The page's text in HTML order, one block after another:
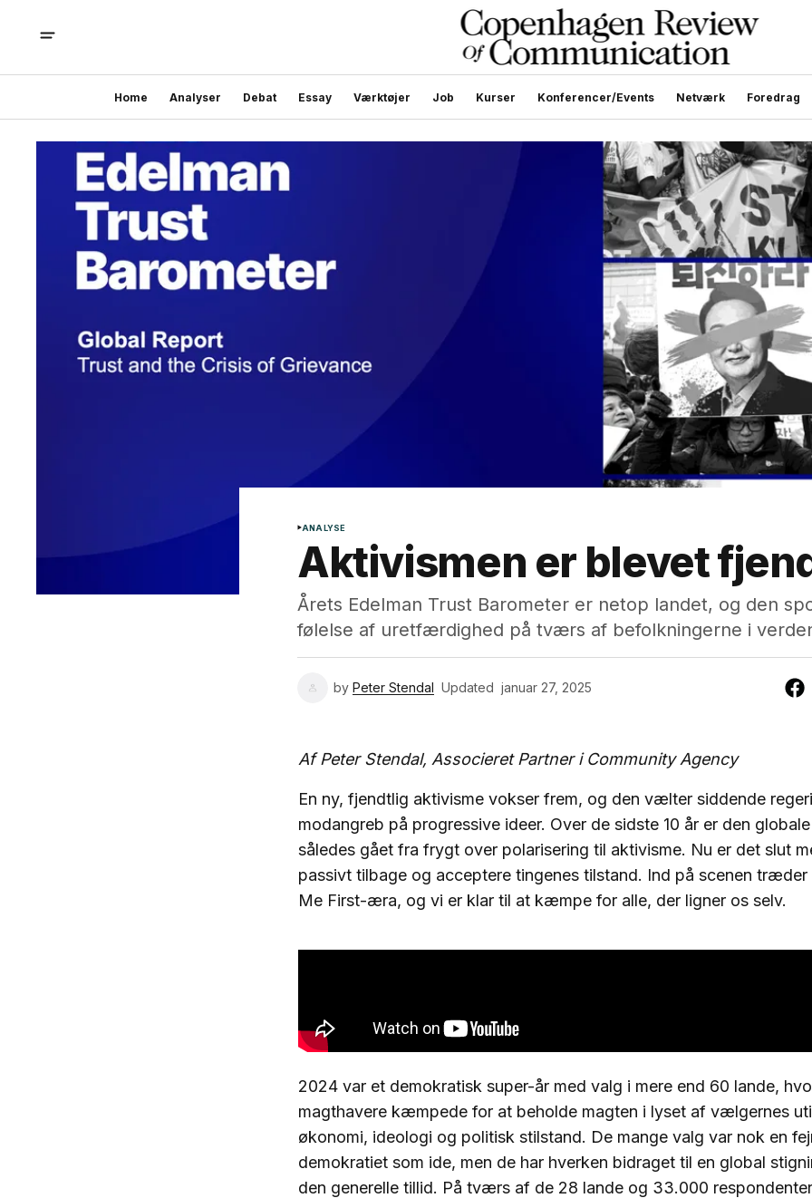
Home Analyser Debat Essay Værktøjer Job Kurser Konferencer/Events Netværk Foredrag
ANALYSE
Aktivismen er blevet
Årets Edelman Trust Barometer er netop landet, og den
følelse af uretfærdighed på tværs af befolkningerne i
by Peter Stendal Updated januar 27, 2025
Af Peter Stendal, Associeret Partner i Community Agency
En ny, fjendtlig aktivisme vokser frem, og den vælter siddende
modangreb på progressive ideer. Over de sidste 10 år er den
således gået fra frygt over polarisering til aktivisme. Nu er det slut
passivt tilbage og acceptere tingenes tilstand. Ind på scenen træder
Me First-æra, og vi er klar til at kæmpe for alle, der ligner os selv.
2024 var et demokratisk super-år med valg i mere end 60 lande,
magthavere kæmpede for at beholde magten i lyset af vælgernes
økonomi, ideologi og politisk stilstand. De mange valg var nok en
demokratiet som ide, men de har hverken bidraget til en global
den generelle tillid. På tværs af de 28 lande og 33.000